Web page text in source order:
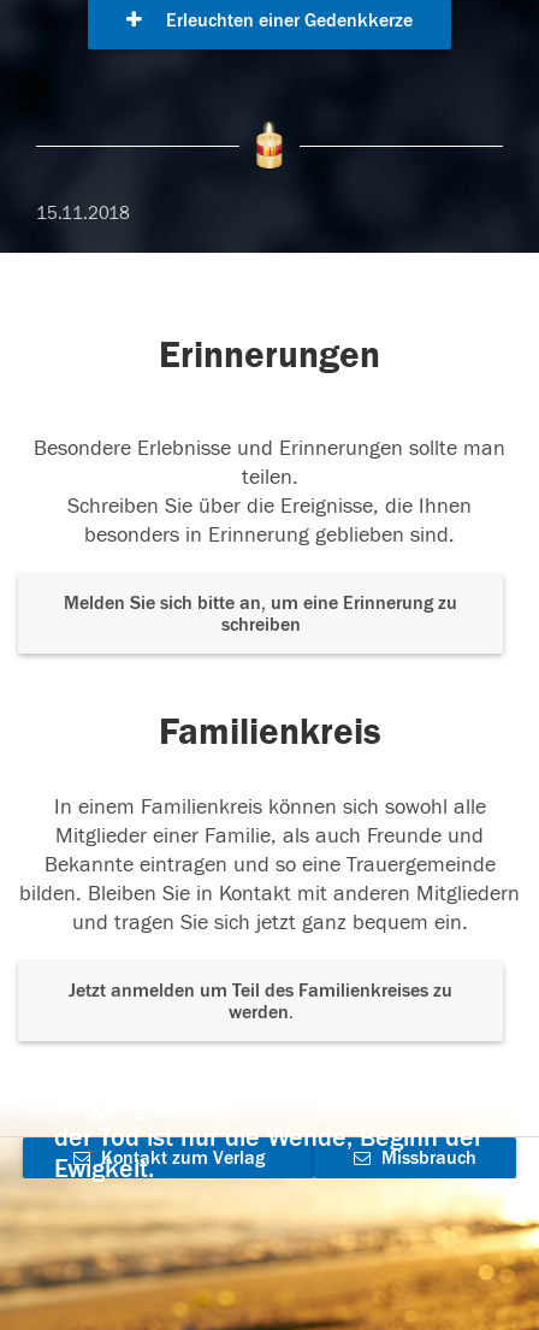
Erleuchten einer Gedenkkerze
15.11.2018
Erinnerungen
Besondere Erlebnisse und Erinnerungen sollte man
teilen.
Schreiben Sie über die Ereignisse, die Ihnen
besonders in Erinnerung geblieben sind.
Melden Sie sich bitte an, um eine Erinnerung zu
schreiben
Familienkreis
In einem Familienkreis können sich sowohl alle
Mitglieder einer Familie, als auch Freunde und
Bekannte eintragen und so eine Trauergemeinde
bilden. Bleiben Sie in Kontakt mit anderen Mitgliedern
und tragen Sie sich jetzt ganz bequem ein.
Jetzt anmelden um Teil des Familienkreises zu
werden.
der Tod ist nur die Wende, Beginn der
Ewigkeit.
Kontakt zum Verlag
aufnehmen
Missbrauch